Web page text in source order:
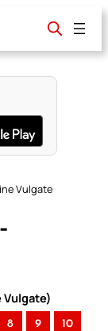
Vulgate
Vulgate)
8 9 10